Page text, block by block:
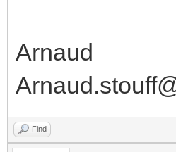
Arnaud
Find